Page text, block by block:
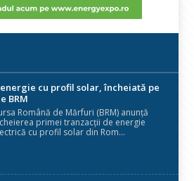
cu profil solar, încheiată pe
BRM
Română de Mărfuri (BRM) anunță
primei tranzacții de energie
cu profil solar din Rom...